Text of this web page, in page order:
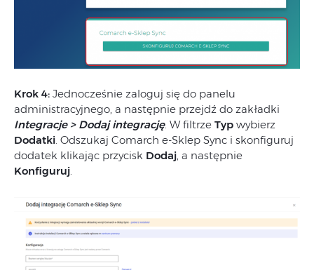
Krok 4: Jednocześnie zaloguj się do panelu
administracyjnego, a następnie przejdź do zakładki
Integracje > Dodaj integrację. W filtrze Typ wybierz
Dodatki. Odszukaj Comarch e-Sklep Sync i skonfiguruj
dodatek klikając przycisk Dodaj, a następnie
Konfiguruj.